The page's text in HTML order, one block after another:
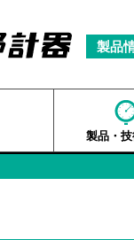
製品
製品・